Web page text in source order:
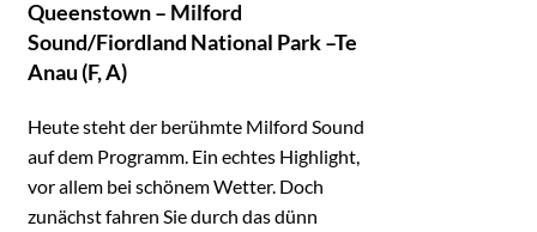
Queenstown – Milford
Sound/Fiordland National Park –Te
Anau (F, A)
Heute steht der berühmte Milford Sound
auf dem Programm. Ein echtes Highlight,
vor allem bei schönem Wetter. Doch
zunächst fahren Sie durch das dünn